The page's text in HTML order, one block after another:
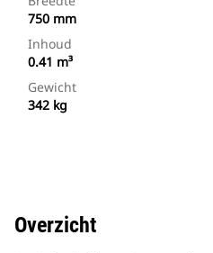
750 mm
Inhoud
0.41 m³
Gewicht
342 kg
Overzicht